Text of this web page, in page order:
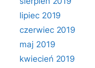
lipiec 2019
czerwiec 2019
maj 2019
kwiecień 2019